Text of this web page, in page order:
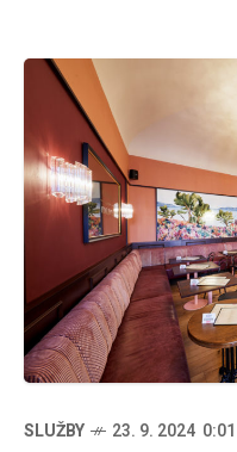
SLUŽBY 23. 9. 2024 0:01